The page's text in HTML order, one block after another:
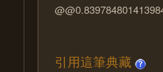
引用這筆典藏